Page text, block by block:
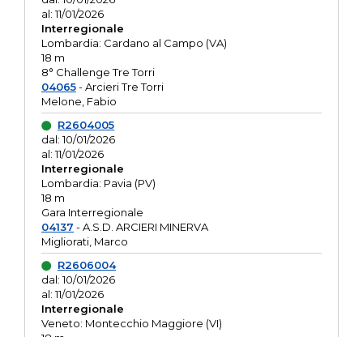
al: 11/01/2026
Interregionale
Lombardia: Cardano al Campo (VA)
18 m
8° Challenge Tre Torri
04065- Arcieri Tre Torri
Melone, Fabio
R2604005
dal: 10/01/2026
al: 11/01/2026
Interregionale
Lombardia: Pavia (PV)
18 m
Gara Interregionale
04137 - A.S.D. ARCIERI MINERVA
Migliorati, Marco
R2606004
dal: 10/01/2026
al: 11/01/2026
Interregionale
Veneto: Montecchio Maggiore (VI)